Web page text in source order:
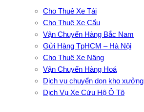
Cho Thuê Xe Tải
Cho Thuê Xe Cẩu
Vận Chuyển Hàng Bắc Nam
Gửi Hàng TpHCM – Hà Nội
Cho Thuê Xe Nâng
Vận Chuyển Hàng Hoá
Dịch vụ chuyển dọn kho xưởng
Dịch Vụ Xe Cứu Hộ Ô Tô